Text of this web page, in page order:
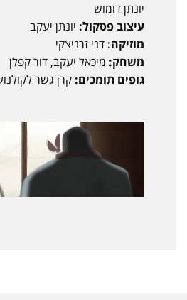
יונתן דומוש
עיצוב פסקול: יונתן יעקב
מוזיקה: דני זרניצקי
משחק: מיכאל יעקב, דור קפלן
גופים תומכים: קרן גשר